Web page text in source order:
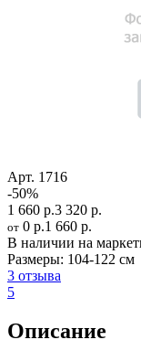
Арт. 1716
-50%
1 660 р.3 320 р.
от 0 р.1 660 р.
В наличии на
Размеры: 104-122 см
3 отзыва
5
Описание